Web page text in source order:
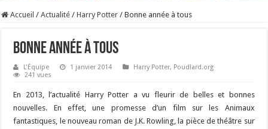
Accueil / Actualité / Harry Potter / Bonne année à tous
Bonne année à tous
L'Équipe 1 janvier 2014 Harry Potter, Poudlard.org
241 vues
En 2013, l’actualité Harry Potter a vu fleurir de belles et bonnes
nouvelles. En effet, une promesse d’un film sur les Animaux
fantastiques, le nouveau roman de J.K. Rowling, la pièce de théâtre sur